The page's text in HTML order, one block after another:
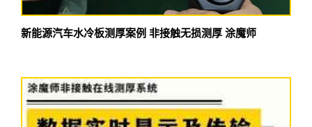
新能源汽车水冷板测厚案例 非接触无损测厚 涂魔师